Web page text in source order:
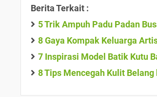
Berita Terkait :
5 Trik Ampuh Padu Padan
8 Gaya Kompak Keluarga
7 Inspirasi Model Batik Kutu
8 Tips Mencegah Kulit